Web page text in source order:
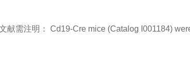
献需注明： Cd19-Cre mice (Catalog I001184)